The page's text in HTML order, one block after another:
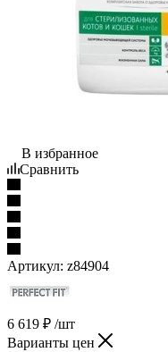
В избранное
Сравнить
Артикул: z84904
6 619 ₽ /шт
Варианты цен